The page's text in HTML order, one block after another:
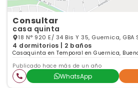
Consultar
casa quinta
18 N° 920 E/ 34 Bis Y 35, Guernica, GBA
4 dormitorios | 2 baños
Casaquinta en Temporal en Guernica,
Publicado hace más de un año
WhatsApp